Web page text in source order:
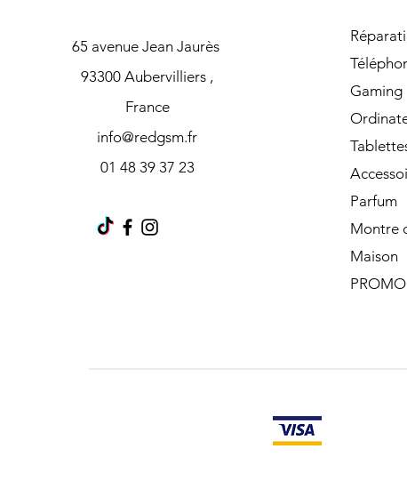
65 avenue Jean Jaurès
93300 Aubervilliers ,
France
info@redgsm.fr
01 48 39 37 23
Gaming
Parfum
Montre
Maison
PROMO